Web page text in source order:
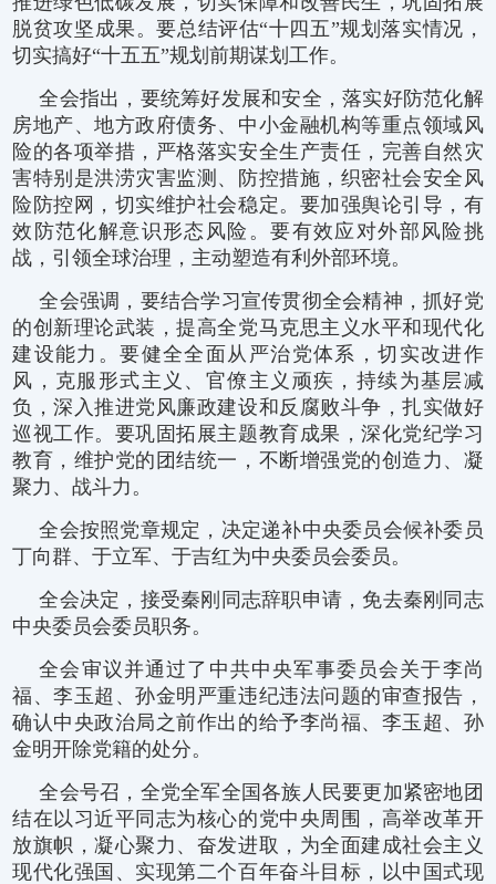
脱贫攻坚成果。要总结评估“十四五”规划落实情况，
切实搞好“十五五”规划前期谋划工作。
全会指出，要统筹好发展和安全，落实好防范化解
房地产、地方政府债务、中小金融机构等重点领域风
险的各项举措，严格落实安全生产责任，完善自然灾
害特别是洪涝灾害监测、防控措施，织密社会安全风
险防控网，切实维护社会稳定。要加强舆论引导，有
效防范化解意识形态风险。要有效应对外部风险挑
战，引领全球治理，主动塑造有利外部环境。
全会强调，要结合学习宣传贯彻全会精神，抓好党
的创新理论武装，提高全党马克思主义水平和现代化
建设能力。要健全全面从严治党体系，切实改进作
风，克服形式主义、官僚主义顽疾，持续为基层减
负，深入推进党风廉政建设和反腐败斗争，扎实做好
巡视工作。要巩固拓展主题教育成果，深化党纪学习
教育，维护党的团结统一，不断增强党的创造力、凝
聚力、战斗力。
全会按照党章规定，决定递补中央委员会候补委员
丁向群、于立军、于吉红为中央委员会委员。
全会决定，接受秦刚同志辞职申请，免去秦刚同志
中央委员会委员职务。
全会审议并通过了中共中央军事委员会关于李尚
福、李玉超、孙金明严重违纪违法问题的审查报告，
确认中央政治局之前作出的给予李尚福、李玉超、孙
金明开除党籍的处分。
全会号召，全党全军全国各族人民要更加紧密地团
结在以习近平同志为核心的党中央周围，高举改革开
放旗帜，凝心聚力、奋发进取，为全面建成社会主义
现代化强国、实现第二个百年奋斗目标，以中国式现